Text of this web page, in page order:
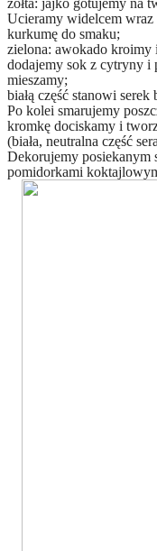
Ucieramy widelcem wraz
kurkumę do smaku;
zielona: awokado kroimy
dodajemy sok z cytryny i
mieszamy;
białą część stanowi
Po kolei smarujemy
kromkę dociskamy i
(biała, neutralna część
Dekorujemy posiekanym
pomidorkami